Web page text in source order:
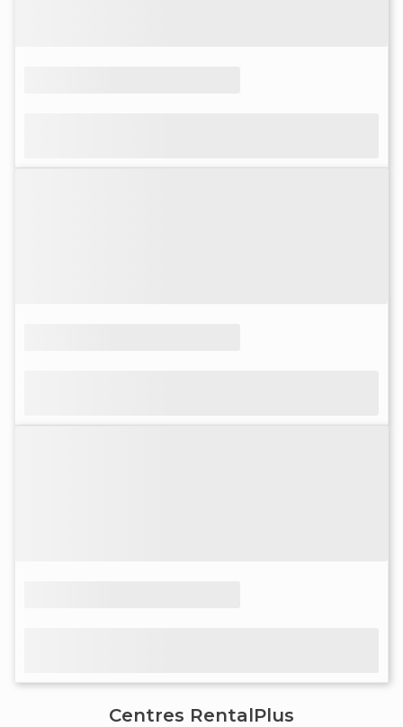
Centres RentalPlus